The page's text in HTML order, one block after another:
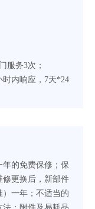
服务3次；
时内响应，7天*24
年的免费保修；保
修更换后，新部件
一年；不适当的